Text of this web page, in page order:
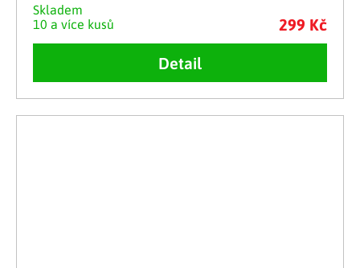
Skladem
10 a více kusů
299 Kč
Detail